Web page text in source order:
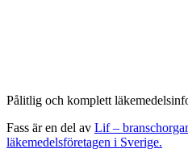
Pålitlig och komplett
Fass är en del av Lif –
läkemedelsföretagen i Sverige.